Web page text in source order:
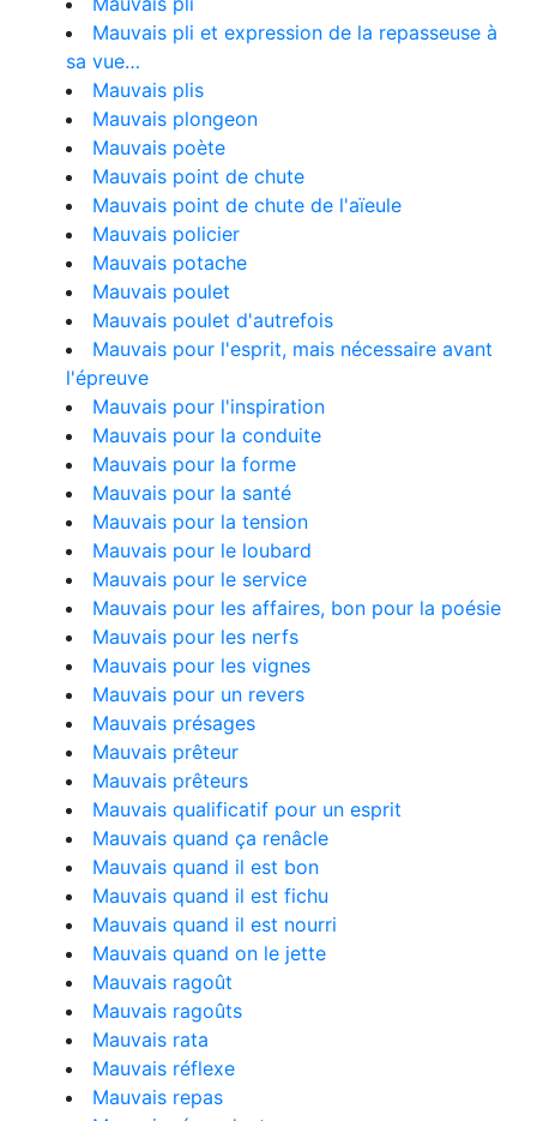
Mauvais pli et expression de la repasseuse à
sa vue…
Mauvais plis
Mauvais plongeon
Mauvais poète
Mauvais point de chute
Mauvais point de chute de l'aïeule
Mauvais policier
Mauvais potache
Mauvais poulet
Mauvais poulet d'autrefois
Mauvais pour l'esprit, mais nécessaire avant
l'épreuve
Mauvais pour l'inspiration
Mauvais pour la conduite
Mauvais pour la forme
Mauvais pour la santé
Mauvais pour la tension
Mauvais pour le loubard
Mauvais pour le service
Mauvais pour les affaires, bon pour la poésie
Mauvais pour les nerfs
Mauvais pour les vignes
Mauvais pour un revers
Mauvais présages
Mauvais prêteur
Mauvais prêteurs
Mauvais qualificatif pour un esprit
Mauvais quand ça renâcle
Mauvais quand il est bon
Mauvais quand il est fichu
Mauvais quand il est nourri
Mauvais quand on le jette
Mauvais ragoût
Mauvais ragoûts
Mauvais rata
Mauvais réflexe
Mauvais repas